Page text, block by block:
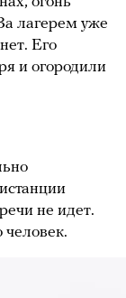
лагерем уже
Его
и огородили
не идет.
человек.